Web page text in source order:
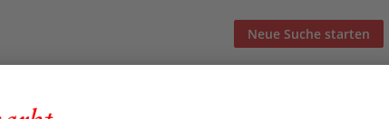
Neue Suche starten
Automatisch neue Jobs und Karriere-Updates per E-Mail erhalten?